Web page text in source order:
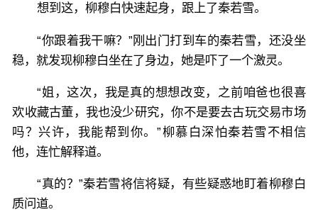
想到这，柳穆白快速起身，跟上了秦若雪。
“你跟着我干嘛？”刚出门打到车的秦若雪，还没坐
稳，就发现柳穆白坐在了身边，她是吓了一个激灵。
“姐，这次，我是真的想想改变，之前咱爸也很喜
欢收藏古董，我也没少研究，你不是要去古玩交易市场
吗？兴许，我能帮到你。”柳慕白深怕秦若雪不相信
他，连忙解释道。
“真的？”秦若雪将信将疑，有些疑惑地盯着柳穆白
质问道。